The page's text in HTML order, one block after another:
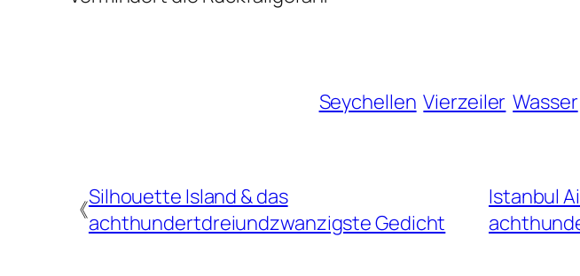
Seychellen Vierzeiler Wasser
《Silhouette Island & das
achthundertdreiundzwanzigste Gedicht
Istanbul